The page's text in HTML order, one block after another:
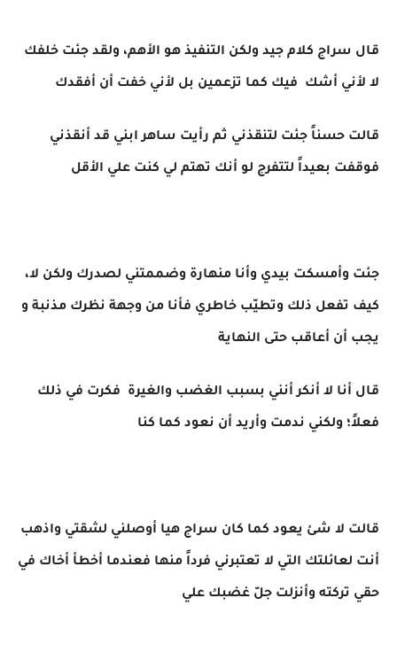
قال سراج كلام جيد ولكن التنفيذ هو الأهم، ولقد جئت خلفك
لا لأني أشك فيك كما تزعمين بل لأني خفت أن أفقدك
قالت حسناً جئت لتنقذني ثم رأيت ساهر ابني قد أنقذني
فوقفت بعيداً لتتفرج لو أنك تهتم لي كنت علي الأقل
جئت وأمسكت بيدي وأنا منهارة وضممتني لصدرك ولكن لا،
كيف تفعل ذلك وتطيّب خاطري فأنا من وجهة نظرك مذنبة و
يجب أن أعاقب حتى النهاية
قال أنا لا أنكر أنني بسبب الغضب والغيرة فكرت في ذلك
فعلاً؛ ولكني ندمت وأريد أن نعود كما كنا
قالت لا شئ يعود كما كان سراج هيا أوصلني لشقتي واذهب
أنت لعائلتك التي لا تعتبرني فرداً منها فعندما أخطأ أخاك في
حقي تركته وأنزلت جلّ غضبك علي